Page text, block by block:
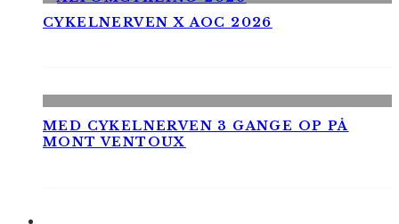
CYKELNERVEN X AOC 2026
MED CYKELNERVEN 3 GANGE OP PÅ
MONT VENTOUX